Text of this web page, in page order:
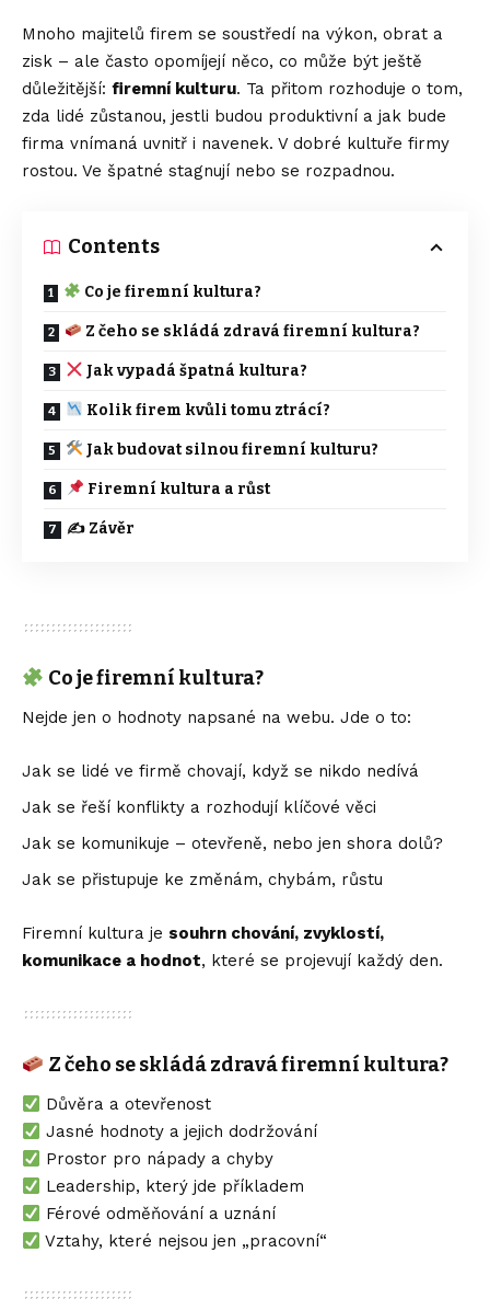
Mnoho majitelů firem se soustředí na výkon, obrat a
zisk – ale často opomíjejí něco, co může být ještě
důležitější: firemní kulturu. Ta přitom rozhoduje o tom,
zda lidé zůstanou, jestli budou produktivní a jak bude
firma vnímaná uvnitř i navenek. V dobré kultuře firmy
rostou. Ve špatné stagnují nebo se rozpadnou.
Contents
Co je firemní kultura?
Z čeho se skládá zdravá firemní kultura?
Jak vypadá špatná kultura?
Kolik firem kvůli tomu ztrácí?
Jak budovat silnou firemní kulturu?
Firemní kultura a růst
✍️ Závěr
Co je firemní kultura?
Nejde jen o hodnoty napsané na webu. Jde o to:
Jak se lidé ve firmě chovají, když se nikdo nedívá
Jak se řeší konflikty a rozhodují klíčové věci
Jak se komunikuje – otevřeně, nebo jen shora dolů?
Jak se přistupuje ke změnám, chybám, růstu
Firemní kultura je souhrn chování, zvyklostí,
komunikace a hodnot, které se projevují každý den.
Z čeho se skládá zdravá firemní kultura?
Důvěra a otevřenost
Jasné hodnoty a jejich dodržování
Prostor pro nápady a chyby
Leadership, který jde příkladem
Férové odměňování a uznání
Vztahy, které nejsou jen „pracovní“